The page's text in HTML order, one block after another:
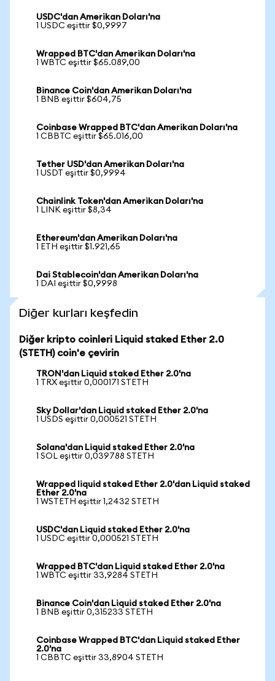
USDC'dan Amerikan Doları'na
1 USDC eşittir $0,9997
Wrapped BTC'dan Amerikan Doları'na
1 WBTC eşittir $65.089,00
Binance Coin'dan Amerikan Doları'na
1 BNB eşittir $604,75
Coinbase Wrapped BTC'dan Amerikan Doları'na
1 CBBTC eşittir $65.016,00
Tether USD'dan Amerikan Doları'na
1 USDT eşittir $0,9994
Chainlink Token'dan Amerikan Doları'na
1 LINK eşittir $8,34
Ethereum'dan Amerikan Doları'na
1 ETH eşittir $1.921,65
Dai Stablecoin'dan Amerikan Doları'na
1 DAI eşittir $0,9998
Diğer kurları keşfedin
Diğer kripto coinleri Liquid staked Ether 2.0
(STETH) coin'e çevirin
TRON'dan Liquid staked Ether 2.0'na
1 TRX eşittir 0,000171 STETH
Sky Dollar'dan Liquid staked Ether 2.0'na
1 USDS eşittir 0,000521 STETH
Solana'dan Liquid staked Ether 2.0'na
1 SOL eşittir 0,039788 STETH
Wrapped liquid staked Ether 2.0'dan Liquid staked
Ether 2.0'na
1 WSTETH eşittir 1,2432 STETH
USDC'dan Liquid staked Ether 2.0'na
1 USDC eşittir 0,000521 STETH
Wrapped BTC'dan Liquid staked Ether 2.0'na
1 WBTC eşittir 33,9284 STETH
Binance Coin'dan Liquid staked Ether 2.0'na
1 BNB eşittir 0,315233 STETH
Coinbase Wrapped BTC'dan Liquid staked Ether
2.0'na
1 CBBTC eşittir 33,8904 STETH